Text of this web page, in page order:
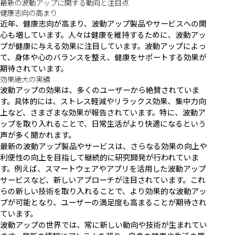
最新の波動アップに関する動向と注目点
健康志向の高まり
近年、健康志向が高まり、波動アップ製品やサービスへの関
心も増しています。人々は健康を維持するために、波動アッ
プが健康に与える効果に注目しています。波動アップによっ
て、身体や心のバランスを整え、健康をサポートする効果が
期待されています。
効果絶大の実績
波動アップの効果は、多くのユーザーから絶賛されていま
す。具体的には、ストレス軽減やリラックス効果、集中力向
上など、さまざまな効果が報告されています。特に、波動ア
ップを取り入れることで、日常生活がより快適になるという
声が多く聞かれます。
最新の波動アップ製品やサービスは、さらなる効果の向上や
利便性の向上を目指して継続的に研究開発が行われていま
す。例えば、スマートウェアやアプリを活用した波動アップ
サービスなど、新しいアプローチが注目されています。これ
らの新しい技術を取り入れることで、より効果的な波動アッ
プが可能となり、ユーザーの満足度も高まることが期待され
ています。
波動アップの世界では、常に新しい動向や技術が生まれてい